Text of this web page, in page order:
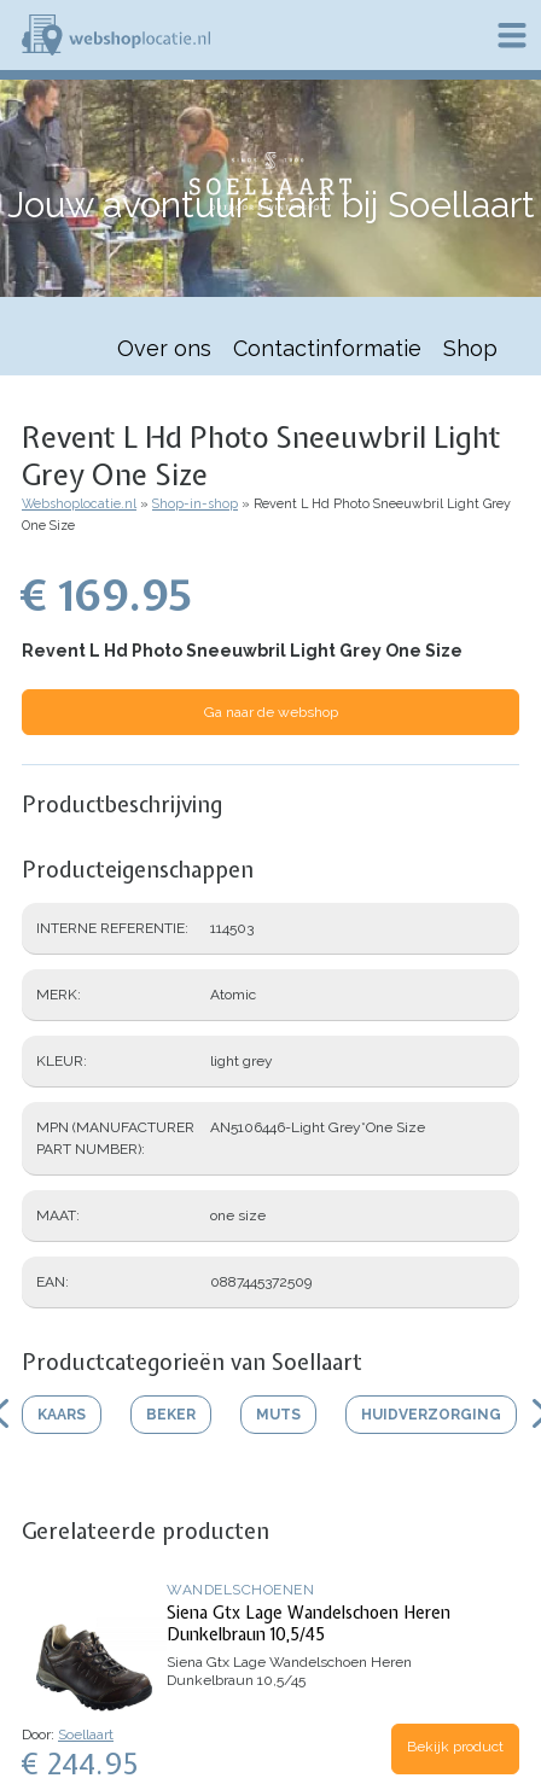
Overslaan
naar
de
inhoud
gaan
W
e
b
o
p
c
Jouw avontuur start bij Soellaart
Over ons Contactinformatie Shop
Revent L Hd Photo Sneeuwbril Light
Grey One Size
Kruimelpad
Webshoplocatie.nl Shop-in-shop
Revent L Hd Photo Sneeuwbril Light Grey
One Size
€ 169.95
Revent L Hd Photo Sneeuwbril Light Grey One Size
Ga naar de webshop
Productbeschrijving
Producteigenschappen
INTERNE REFERENTIE 114503
MERK Atomic
KLEUR light grey
MPN (MANUFACTURER
PART NUMBER)
AN5106446-Light Grey*One Size
MAAT one size
EAN 0887445372509
Productcategorieën van Soellaart
KAARS BEKER MUTS HUIDVERZORGING
Gerelateerde producten
WANDELSCHOENEN
Siena Gtx Lage Wandelschoen Heren
Dunkelbraun 10,5/45
Siena Gtx Lage Wandelschoen Heren
Dunkelbraun 10,5/45
Door: Soellaart
€ 244.95 Bekijk product